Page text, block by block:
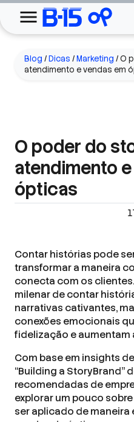
Blog /Dicas /Marketing /O
atendimento e vendas em
O poder do
atendimento
ópticas
Contar histórias pode
transformar a maneira
conecta com os
milenar de contar
narrativas cativantes,
conexões emocionais
fidelização e aumentam
Com base em insights
“Building a StoryBrand”
recomendadas de
explorar um pouco
ser aplicado de